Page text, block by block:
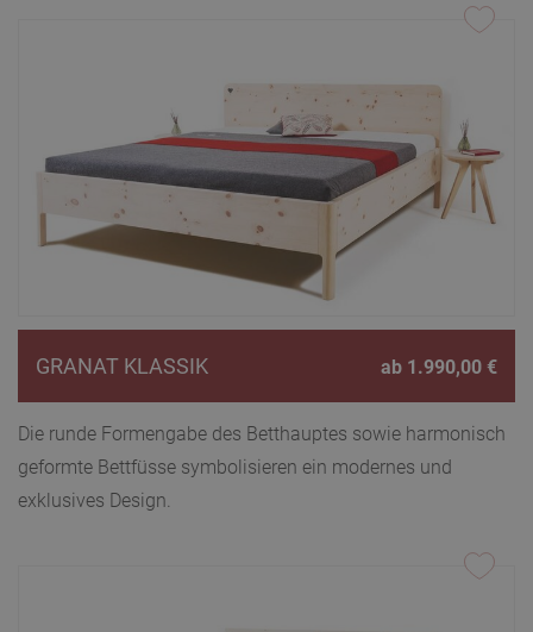
GRANAT KLASSIK ab 1.990,00 €
Die runde Formengabe des Betthauptes sowie harmonisch
geformte Bettfüsse symbolisieren ein modernes und
exklusives Design.